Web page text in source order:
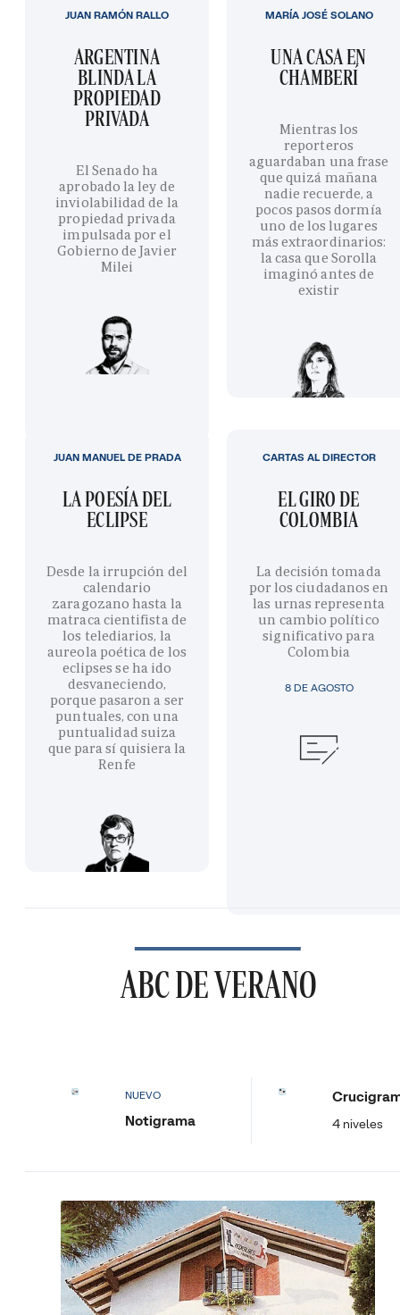
ARGENTINA
BLINDA LA
PROPIEDAD
PRIVADA
El Senado ha
aprobado la ley de
inviolabilidad de la
propiedad privada
impulsada por el
Gobierno de Javier
Milei
JUAN RAMÓN RALLO
UNA CASA EN
CHAMBERÍ
Mientras los
reporteros
aguardaban una frase
que quizá mañana
nadie recuerde, a
pocos pasos dormía
uno de los lugares
más extraordinarios:
la casa que Sorolla
imaginó antes de
existir
MARÍA JOSÉ SOLANO
LA POESÍA DEL
ECLIPSE
Desde la irrupción del
calendario
zaragozano hasta la
matraca cientifista de
los telediarios, la
aureola poética de los
eclipses se ha ido
desvaneciendo,
porque pasaron a ser
puntuales, con una
puntualidad suiza
que para sí quisiera la
Renfe
JUAN MANUEL DE PRADA
8 DE AGOSTO
EL GIRO DE
COLOMBIA
La decisión tomada
por los ciudadanos en
las urnas representa
un cambio político
significativo para
Colombia
CARTAS AL DIRECTOR
ABC DE VERANO
NUEVO
Notigrama 4 niveles